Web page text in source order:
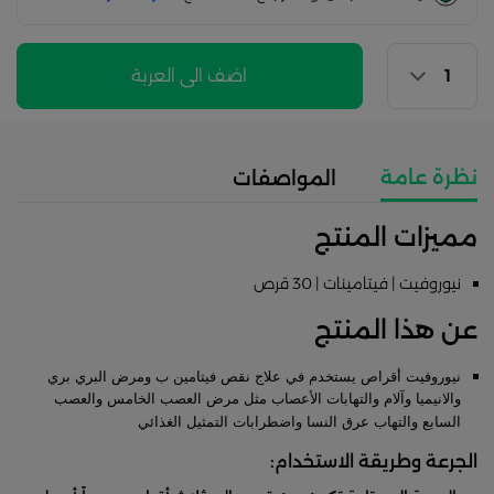
اضف الى العربة
نظرة عامة المواصفات
مميزات المنتج
نيوروفيت | فيتامينات | 30 قرص
عن هذا المنتج
نيوروفيت أقراص يستخدم في علاج نقص فيتامين ب ومرض البري بري
والانيميا وآلام والتهابات الأعصاب مثل مرض العصب الخامس والعصب
السابع والتهاب عرق النسا واضطرابات التمثيل الغذائي
الجرعة وطريقة الاستخدام: